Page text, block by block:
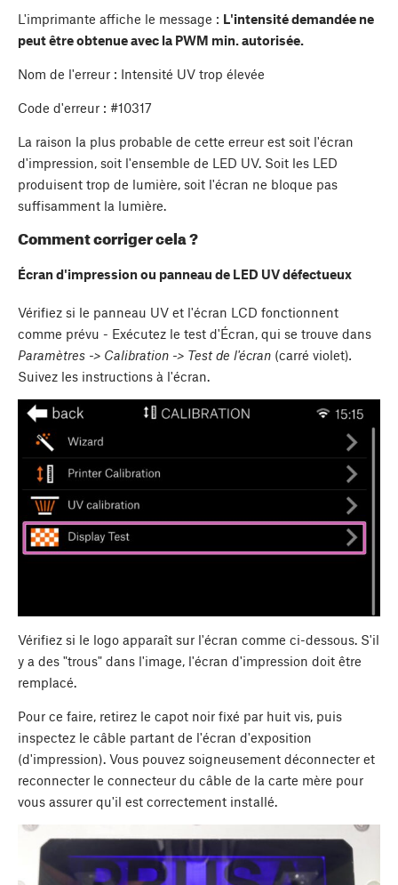
L'imprimante affiche le message : L'intensité demandée ne
peut être obtenue avec la PWM min. autorisée.
Nom de l'erreur : Intensité UV trop élevée
Code d'erreur : #10317
La raison la plus probable de cette erreur est soit l'écran
d'impression, soit l'ensemble de LED UV. Soit les LED
produisent trop de lumière, soit l'écran ne bloque pas
suffisamment la lumière.
Comment corriger cela ?
Écran d'impression ou panneau de LED UV défectueux
Vérifiez si le panneau UV et l'écran LCD fonctionnent
comme prévu - Exécutez le test d'Écran, qui se trouve dans
Paramètres -> Calibration -> Test de l'écran (carré violet)
Suivez les instructions à l'écran.
Vérifiez si le logo apparaît sur l'écran comme ci-dessous. S'il
y a des "trous" dans l'image, l'écran d'impression doit être
remplacé.
Pour ce faire, retirez le capot noir fixé par huit vis, puis
inspectez le câble partant de l'écran d'exposition
(d'impression). Vous pouvez soigneusement déconnecter et
reconnecter le connecteur du câble de la carte mère pour
vous assurer qu'il est correctement installé.